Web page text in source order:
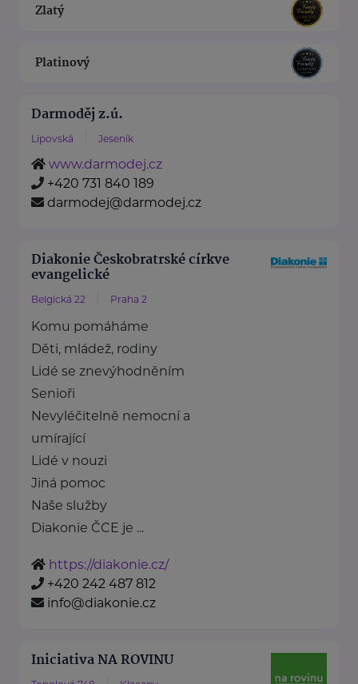
Zlatý
Platinový
Darmoděj z.ú.
Lipovská Jeseník
www.darmodej.cz
+420 731 840 189
darmodej@darmodej.cz
Diakonie Českobratrské církve
evangelické
Belgická 22 Praha 2
Komu pomáháme
Děti, mládež, rodiny
Lidé se znevýhodněním
Senioři
Nevyléčitelně nemocní a
umírající
Lidé v nouzi
Jiná pomoc
Naše služby
Diakonie ČCE je ...
https://diakonie.cz/
+420 242 487 812
info@diakonie.cz
Iniciativa NA ROVINU